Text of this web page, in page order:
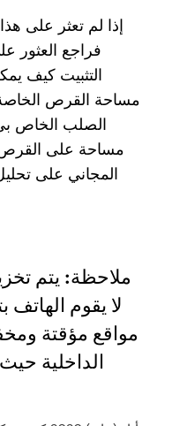
إذا لم تعثر على
فراجع العثور
التثبيت كيف
مساحة القرص
الصلب الخاص
مساحة على
ملاحظة: يتم
لا يقوم
مواقع مؤقتة
الداخلية